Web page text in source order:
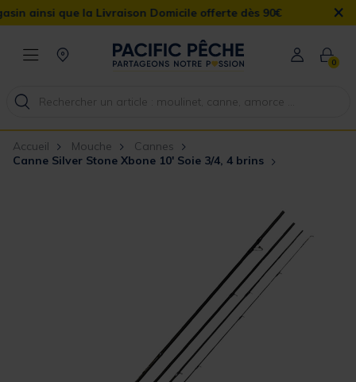
que la Livraison Domicile offerte dès 90€ ×
0
Accueil Mouche
Cannes
Canne Silver Stone Xbone 10' Soie 3/4, 4 brins